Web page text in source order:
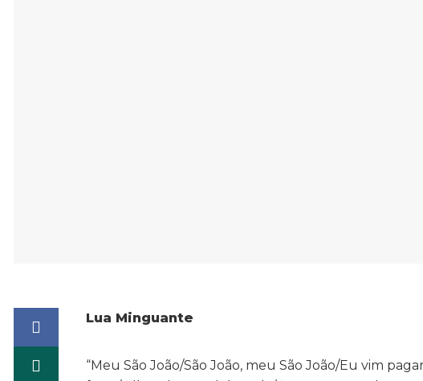
Lua Minguante
“Meu São João/São João, meu São João/Eu vim